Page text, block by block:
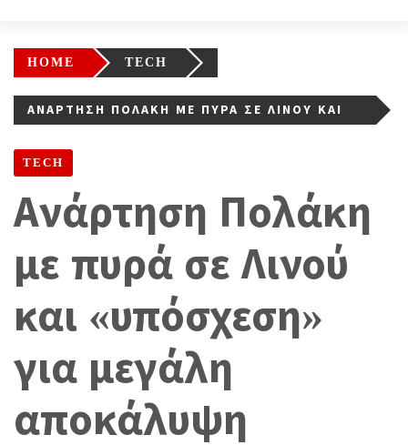
HOME TECH
ΑΝΆΡΤΗΣΗ ΠΟΛΆΚΗ ΜΕ ΠΥΡΆ ΣΕ ΛΙΝΟΎ ΚΑΙ
TECH
Ανάρτηση Πολάκη
με πυρά σε Λινού
και «υπόσχεση»
για μεγάλη
αποκάλυψη